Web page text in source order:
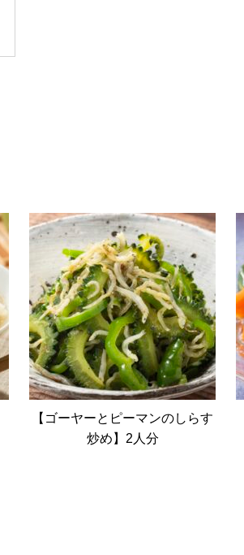
【ゴーヤーとピーマンのしらす
炒め】2人分